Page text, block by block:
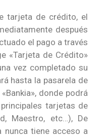
tarjeta de crédito, el
después
el pago a través
«Tarjeta de Crédito»
vez completado su
hasta la pasarela de
donde podrá
tarjetas de
Maestro, etc…), De
nunca tiene acceso a